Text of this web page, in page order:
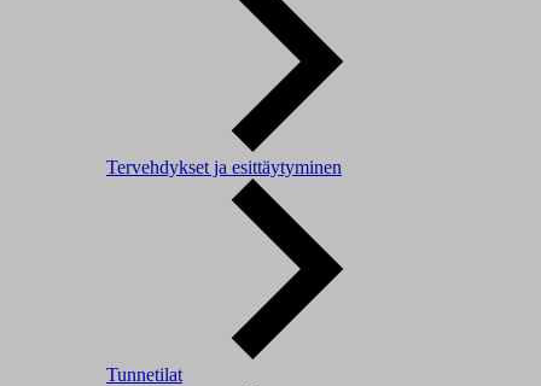
Tervehdykset ja esittäytyminen
Tunnetilat